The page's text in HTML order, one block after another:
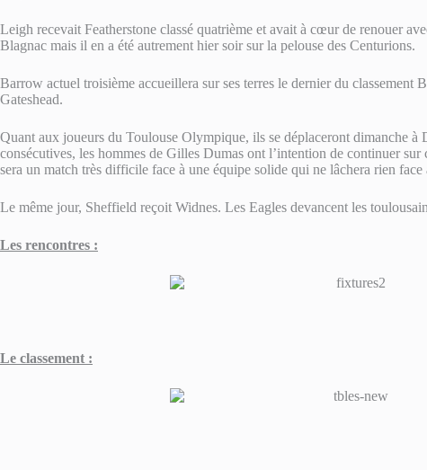
Leigh recevait Featherstone classé quatrième et avait à cœur de renouer
Blagnac mais il en a été autrement hier soir sur la pelouse des Centurions.
Barrow actuel troisième accueillera sur ses terres le dernier du classement
Gateshead.
Quant aux joueurs du Toulouse Olympique, ils se déplaceront dimanche à
consécutives, les hommes de Gilles Dumas ont l’intention de continuer sur
sera un match très difficile face à une équipe solide qui ne lâchera rien face
Le même jour, Sheffield reçoit Widnes. Les Eagles devancent les
Les rencontres :
Le classement :